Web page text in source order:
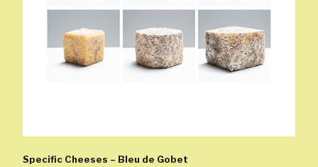
Specific Cheeses – Bleu de Gobet